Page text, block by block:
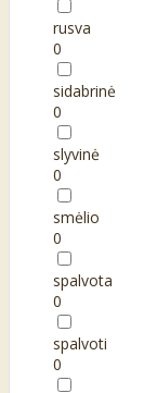
rusva
0
sidabrinė
0
slyvinė
0
smėlio
0
spalvota
0
spalvoti
0